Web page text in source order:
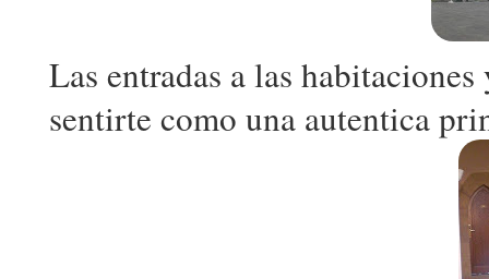
Las entradas a las
sentirte como una autentica